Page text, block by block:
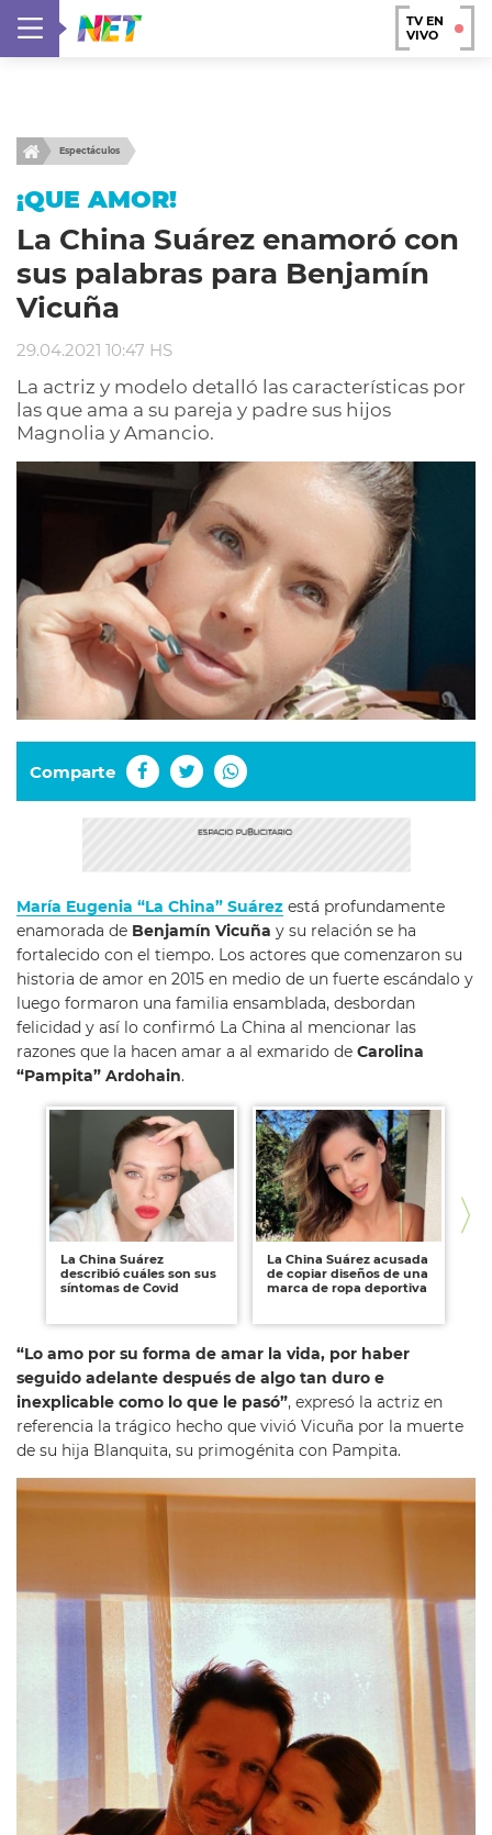
TV EN
VIVO
Espectáculos
¡QUE AMOR!
La China Suárez enamoró con
sus palabras para Benjamín
Vicuña
29.04.2021 10:47 HS
La actriz y modelo detalló las características por
las que ama a su pareja y padre sus hijos
Magnolia y Amancio.
Comparte
María Eugenia “La China” Suárez está profundamente
enamorada de Benjamín Vicuña y su relación se ha
fortalecido con el tiempo. Los actores que comenzaron su
historia de amor en 2015 en medio de un fuerte escándalo y
luego formaron una familia ensamblada, desbordan
felicidad y así lo confirmó La China al mencionar las
razones que la hacen amar a al exmarido de Carolina
“Pampita” Ardohain.
La China Suárez
describió cuáles son sus
síntomas de Covid
La China Suárez acusada
de copiar diseños de una
marca de ropa deportiva
“Lo amo por su forma de amar la vida, por haber
seguido adelante después de algo tan duro e
inexplicable como lo que le pasó”, expresó la actriz en
referencia la trágico hecho que vivió Vicuña por la muerte
de su hija Blanquita, su primogénita con Pampita.